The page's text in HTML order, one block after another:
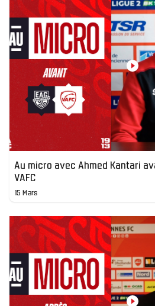
Au micro avec Ahmed Kantari
VAFC
15 Mars